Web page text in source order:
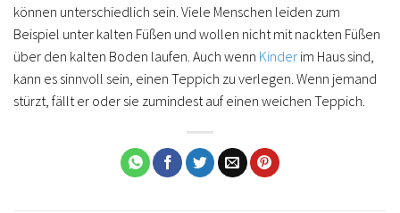
können unterschiedlich sein. Viele Menschen leiden zum
Beispiel unter kalten Füßen und wollen nicht mit nackten Füßen
über den kalten Boden laufen. Auch wenn Kinder im Haus sind,
kann es sinnvoll sein, einen Teppich zu verlegen. Wenn jemand
stürzt, fällt er oder sie zumindest auf einen weichen Teppich.